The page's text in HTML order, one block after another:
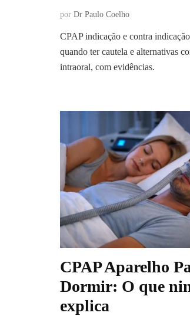
por Dr Paulo Coelho
CPAP indicação e contra
quando ter cautela e alternativas
intraoral, com evidências.
CPAP Aparelho
Dormir: O que
explica